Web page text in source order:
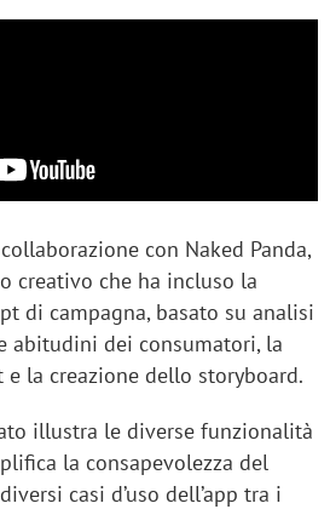
con Naked Panda,
creativo che ha incluso la
di campagna, basato su analisi
abitudini dei consumatori, la
la creazione dello storyboard.
illustra le diverse funzionalità
la consapevolezza del
casi d’uso dell’app tra i